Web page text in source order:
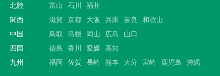
北陸
富山 石川
福井
関西
滋賀 京都 大阪 兵庫 奈良
和歌山
中国
鳥取 島根 岡山 広島
山口
四国
徳島 香川 愛媛 高知
九州
福岡 佐賀 長崎 熊本 大分 宮崎 鹿児島 沖縄